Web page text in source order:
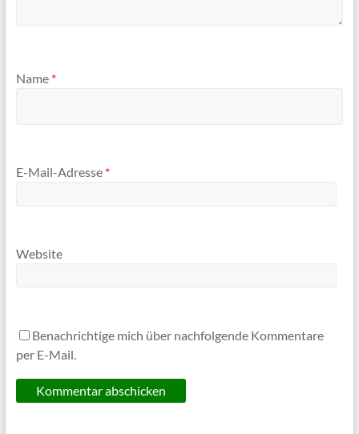
Name *
E-Mail-Adresse *
Website
Benachrichtige mich über nachfolgende Kommentare
per E-Mail.